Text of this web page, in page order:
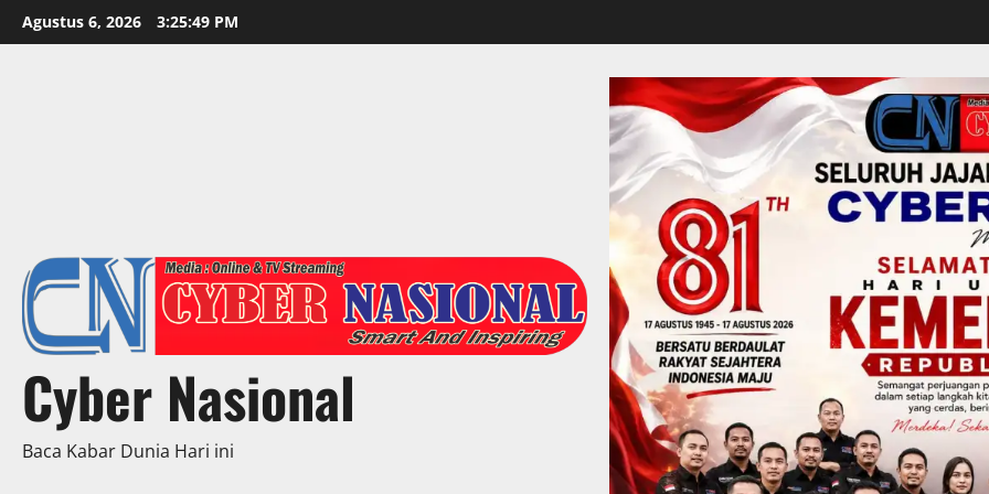
Skip
to
Agustus 6, 2026 3:25:51 PM
Cyber Nasional
Baca Kabar Dunia Hari ini